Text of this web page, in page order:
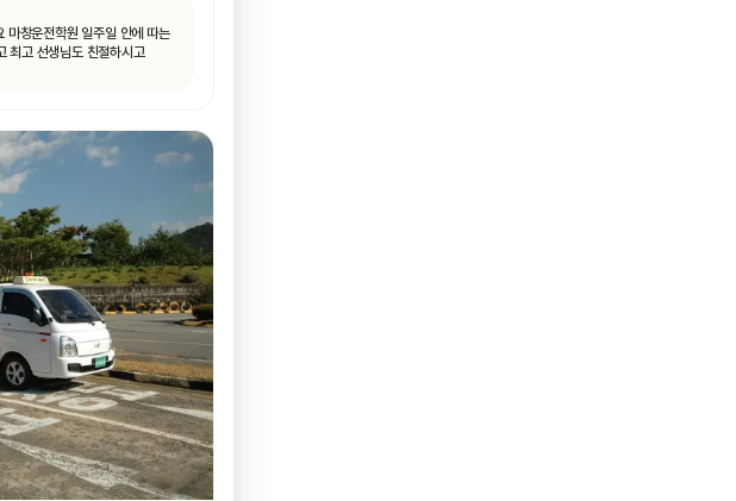
마창운전학원 일주일 안에 따는
최고 선생님도 친절하시고